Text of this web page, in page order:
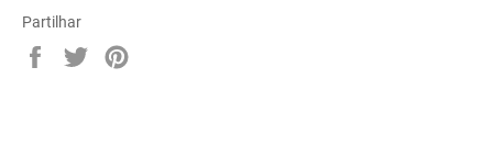
Partilhar
Partilhe Twittar